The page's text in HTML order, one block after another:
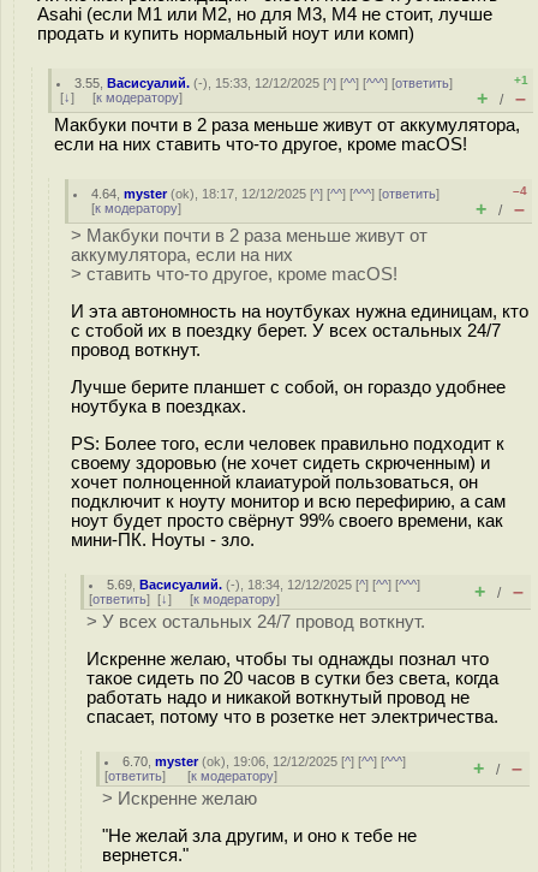
Asahi (если M1 или M2, но для M3, M4 не стоит, лучше
продать и купить нормальный ноут или комп)
3.55 ,Васисуалий. (-), 15:33, 12/12/2025 [^] [^^] [^^^] [ответить]
[↓] [к модератору]
+1
+ / –
Макбуки почти в 2 раза меньше живут от аккумулятора,
если на них ставить что-то другое, кроме macOS!
4.64 ,myster(ok), 18:17, 12/12/2025 [^] [^^] [^^^] [ответить]
[к модератору]
–4
+ / –
> Макбуки почти в 2 раза меньше живут от
аккумулятора, если на них
> ставить что-то другое, кроме macOS!
И эта автономность на ноутбуках нужна единицам, кто
с стобой их в поездку берет. У всех остальных 24/7
провод воткнут.
Лучше берите планшет с собой, он гораздо удобнее
ноутбука в поездках.
PS: Более того, если человек правильно подходит к
своему здоровью (не хочет сидеть скрюченным) и
хочет полноценной клаиатурой пользоваться, он
подключит к ноуту монитор и всю перефирию, а сам
ноут будет просто свёрнут 99% своего времени, как
мини-ПК. Ноуты - зло.
5.69 ,Васисуалий. (-), 18:34, 12/12/2025 [^] [^^] [^^^]
[ответить] [↓] [к модератору] + / –
> У всех остальных 24/7 провод воткнут.
Искренне желаю, чтобы ты однажды познал что
такое сидеть по 20 часов в сутки без света, когда
работать надо и никакой воткнутый провод не
спасает, потому что в розетке нет электричества.
6.70 ,myster(ok), 19:06, 12/12/2025 [^] [^^] [^^^]
[ответить] [к модератору] + / –
> Искренне желаю
"Не желай зла другим, и оно к тебе не
вернется."